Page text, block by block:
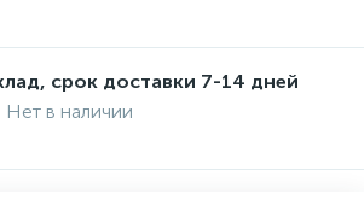
срок доставки 7-14 дней
Нет в наличии